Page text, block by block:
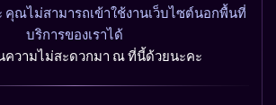
ณไม่สามารถเข้าใช้งานเว็บไซต์นอกพื้นที่
บริการของเราได้
ความไม่สะดวกมา ณ ที่นี้ด้วยนะคะ